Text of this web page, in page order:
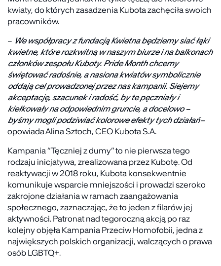
kwiaty, do których zasadzenia Kubota zachęciła swoich
pracowników.
– We współpracy z fundacją Kwietna będziemy siać łąki
kwietne, które rozkwitną w naszym biurze i na balkonach
członków zespołu Kuboty. Pride Month chcemy
świętować radośnie, a nasiona kwiatów symbolicznie
oddają cel prowadzonej przez nas kampanii. Siejemy
akceptację, szacunek i radość, by te pęczniały i
kiełkowały na odpowiednim gruncie, a docelowo –
byśmy mogli podziwiać kolorowe efekty tych działań–
opowiada Alina Sztoch, CEO Kubota S.A.
Kampania “Tęczniej z dumy” to nie pierwsza tego
rodzaju inicjatywa, zrealizowana przez Kubotę. Od
reaktywacji w 2018 roku, Kubota konsekwentnie
komunikuje wsparcie mniejszości i prowadzi szeroko
zakrojone działania w ramach zaangażowania
społecznego, zaznaczając, że to jeden z filarów jej
aktywności. Patronat nad tegoroczną akcją po raz
kolejny objęła Kampania Przeciw Homofobii, jedna z
największych polskich organizacji, walczących o prawa
osób LGBTQ+.